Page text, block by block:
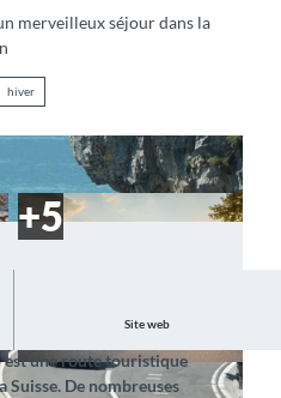
merveilleux séjour dans la
hiver
© Tourismus-Organisation Interlaken, Interlake
n Tourismus |
CC-BY-SA
Site web
le long du lac de Thoune
est une route touristique
Suisse. De nombreuses